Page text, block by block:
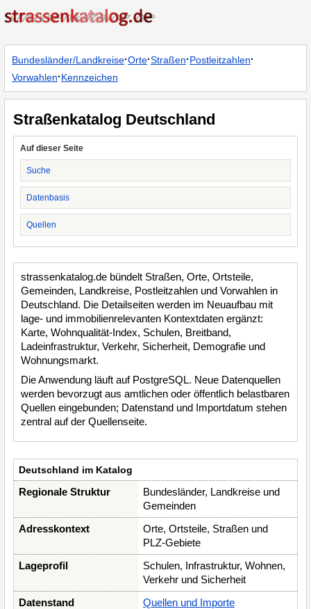
Bundesländer/Landkreise·Orte·Straßen·Postleitzahlen·
Vorwahlen·Kennzeichen
Straßenkatalog Deutschland
Auf dieser Seite
Suche
Datenbasis
Quellen
strassenkatalog.de bündelt Straßen, Orte, Ortsteile,
Gemeinden, Landkreise, Postleitzahlen und Vorwahlen in
Deutschland. Die Detailseiten werden im Neuaufbau mit
lage- und immobilienrelevanten Kontextdaten ergänzt:
Karte, Wohnqualität-Index, Schulen, Breitband,
Ladeinfrastruktur, Verkehr, Sicherheit, Demografie und
Wohnungsmarkt.
Die Anwendung läuft auf PostgreSQL. Neue Datenquellen
werden bevorzugt aus amtlichen oder öffentlich belastbaren
Quellen eingebunden; Datenstand und Importdatum stehen
zentral auf der Quellenseite.
Deutschland im Katalog
Regionale Struktur
Bundesländer, Landkreise und
Gemeinden
Adresskontext
Orte, Ortsteile, Straßen und
PLZ-Gebiete
Lageprofil
Schulen, Infrastruktur, Wohnen,
Verkehr und Sicherheit
Datenstand
Quellen und Importe